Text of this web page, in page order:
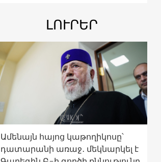
ԼՈՒՐԵՐ
Ամենայն հայոց կաթողիկոսը՝
դատարանի առաջ․ մեկնարկել է